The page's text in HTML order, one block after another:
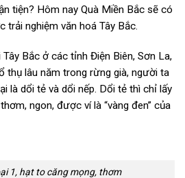
tiện? Hôm nay Quà Miền Bắc sẽ có
trải nghiệm văn hoá Tây Bắc.
Bắc ở các tỉnh Điện Biên, Sơn La,
thụ lâu năm trong rừng già, người ta
là dổi tẻ và dổi nếp. Dổi tẻ thì chỉ lấy
ngon, được ví là “vàng đen” của
1, hạt to căng mọng, thơm